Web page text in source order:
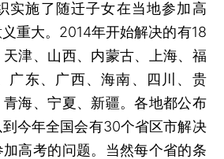
实施了随迁子女在当地参加高
重大。2014年开始解决的有18
津、山西、内蒙古、上海、福
广东、广西、海南、四川、贵
海、宁夏、新疆。各地都公布
今年全国会有30个省区市解决
高考的问题。当然每个省的条